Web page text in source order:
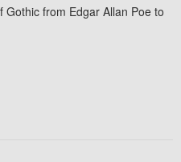
from Edgar Allan Poe to